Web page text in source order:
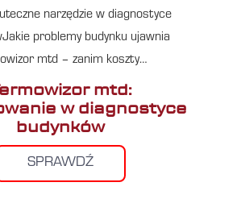
narzędzie w diagnostyce
problemy budynku ujawnia
mtd – zanim koszty…
mtd:
w diagnostyce
budynków
SPRAWDŹ